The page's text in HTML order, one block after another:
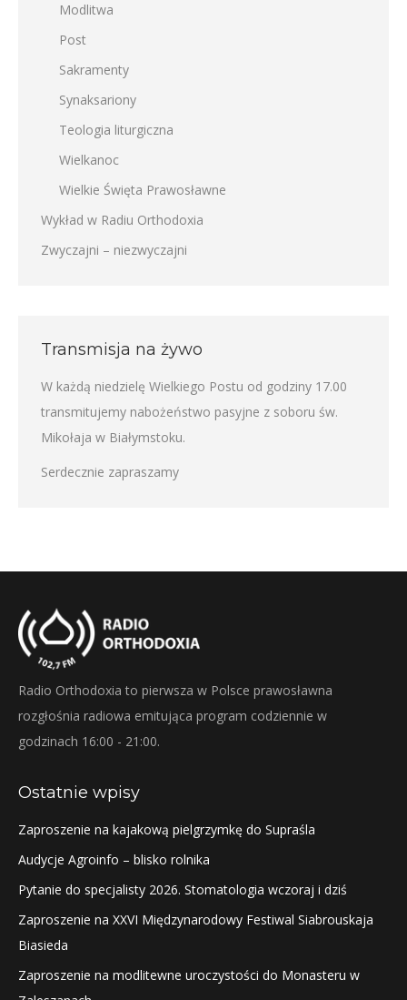
Modlitwa
Post
Sakramenty
Synaksariony
Teologia liturgiczna
Wielkanoc
Wielkie Święta Prawosławne
Wykład w Radiu Orthodoxia
Zwyczajni – niezwyczajni
Transmisja na żywo
W każdą niedzielę Wielkiego Postu od godziny 17.00
transmitujemy nabożeństwo pasyjne z soboru św.
Mikołaja w Białymstoku.
Serdecznie zapraszamy
Radio Orthodoxia to pierwsza w Polsce prawosławna
rozgłośnia radiowa emitująca program codziennie w
godzinach 16:00 - 21:00.
Ostatnie wpisy
Zaproszenie na kajakową pielgrzymkę do Supraśla
Audycje Agroinfo – blisko rolnika
Pytanie do specjalisty 2026. Stomatologia wczoraj i dziś
Zaproszenie na XXVI Międzynarodowy Festiwal Siabrouskaja
Biasieda
Zaproszenie na modlitewne uroczystości do Monasteru w